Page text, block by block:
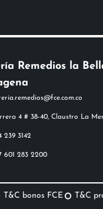
Remedios la
4 # 38-40, Claustro La
239 3142
601 283 2200
T&C bonos FCE T&C